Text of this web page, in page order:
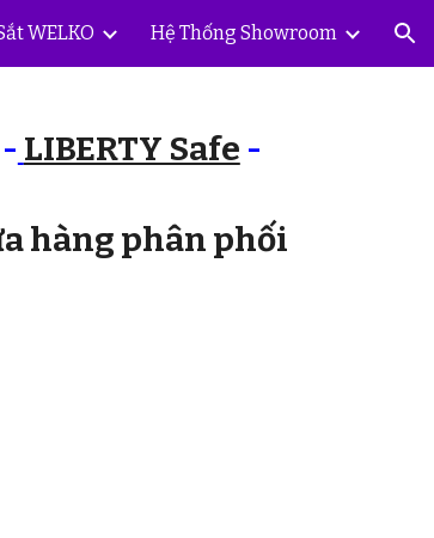
WELKO Hệ Thống Showroom
- LIBERTY Safe -
hàng phân phối